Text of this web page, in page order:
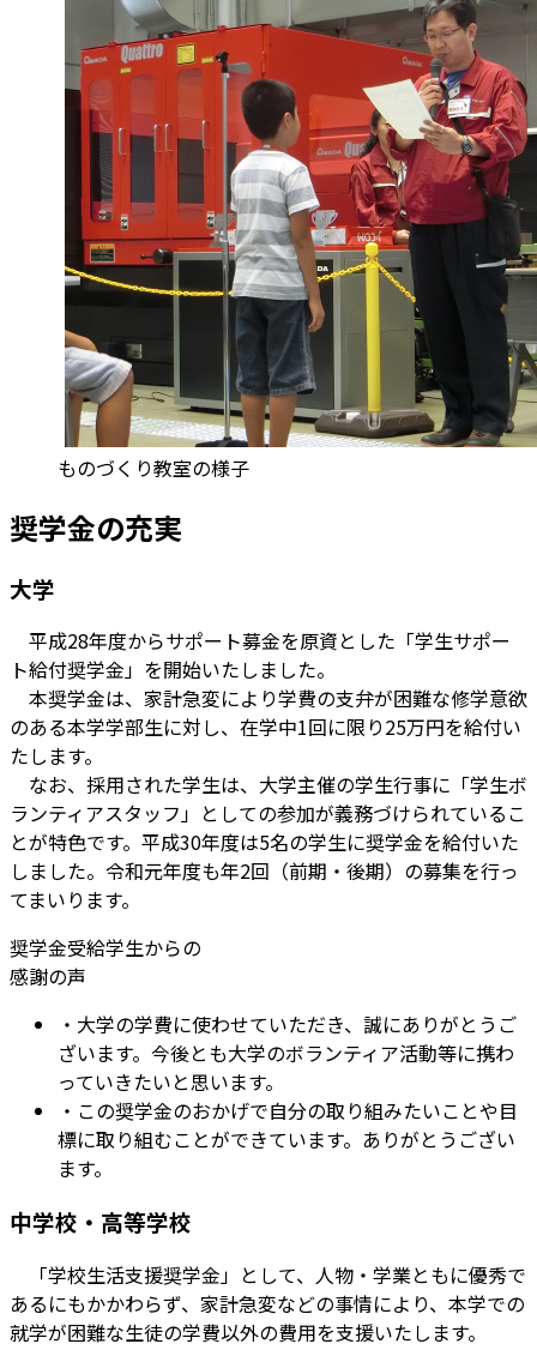
ものづくり教室の様子
奨学金の充実
大学
平成28年度からサポート募金を原資とした「学生サポー
ト給付奨学金」を開始いたしました。
本奨学金は、家計急変により学費の支弁が困難な修学意欲
のある本学学部生に対し、在学中1回に限り25万円を給付い
たします。
なお、採用された学生は、大学主催の学生行事に「学生ボ
ランティアスタッフ」としての参加が義務づけられているこ
とが特色です。平成30年度は5名の学生に奨学金を給付いた
しました。令和元年度も年2回（前期・後期）の募集を行っ
てまいります。
奨学金受給学生からの
感謝の声
・ 大学の学費に使わせていただき、誠にありがとうご
ざいます。今後とも大学のボランティア活動等に携わ
っていきたいと思います。
・ この奨学金のおかげで自分の取り組みたいことや目
標に取り組むことができています。ありがとうござい
ます。
中学校・高等学校
「学校生活支援奨学金」として、人物・学業ともに優秀で
あるにもかかわらず、家計急変などの事情により、本学での
就学が困難な生徒の学費以外の費用を支援いたします。